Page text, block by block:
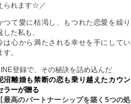
られます☆／
つて愛に枯渇し、もつれた恋愛を繰り
した私も、
は心から満たされる幸せを手にしてい
す。
登録で、その秘訣を詰め込んだ
沼離婚も禁断の恋も乗り越えたカウン
ラーが贈る
【最高のパートナーシップを築く5つの処